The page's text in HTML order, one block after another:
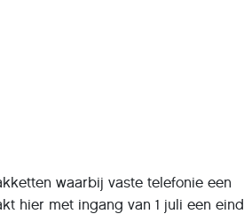
waarbij vaste telefonie een
hier met ingang van 1 juli een eind